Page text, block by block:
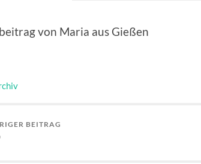
von Maria aus Gießen
BEITRAG